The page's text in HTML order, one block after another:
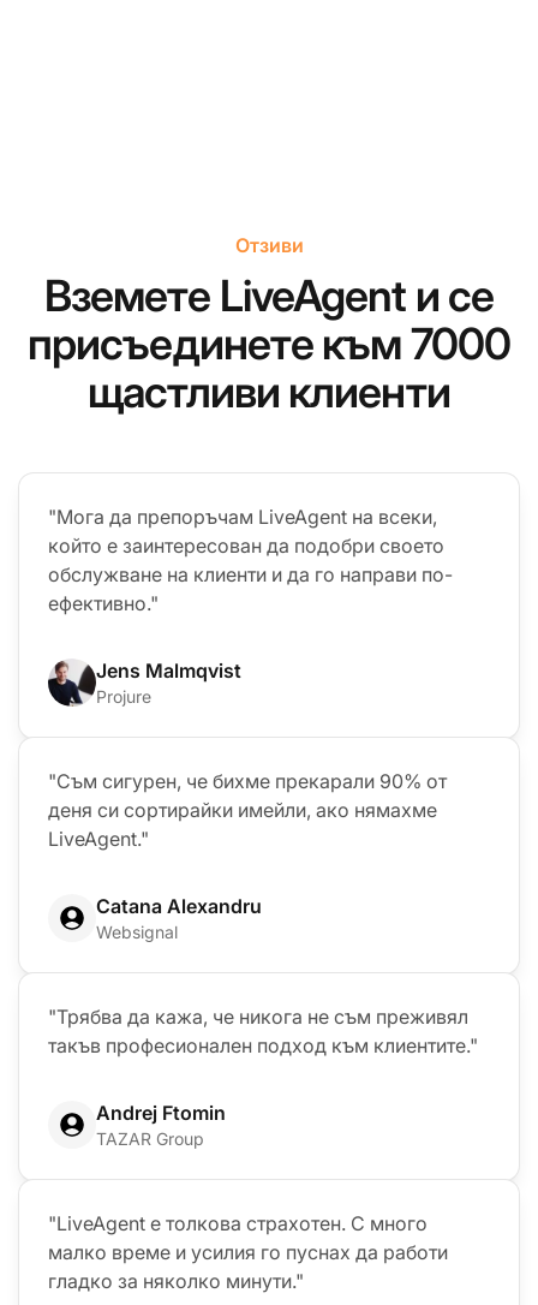
Отзиви
Вземете LiveAgent и се
присъединете към 7000
щастливи клиенти
"Мога да препоръчам LiveAgent на всеки,
който е заинтересован да подобри своето
обслужване на клиенти и да го направи по-
ефективно."
Jens Malmqvist
Projure
"Съм сигурен, че бихме прекарали 90% от
деня си сортирайки имейли, ако нямахме
LiveAgent."
Catana Alexandru
Websignal
"Трябва да кажа, че никога не съм преживял
такъв професионален подход към клиентите."
Andrej Ftomin
TAZAR Group
"LiveAgent е толкова страхотен. С много
малко време и усилия го пуснах да работи
гладко за няколко минути."